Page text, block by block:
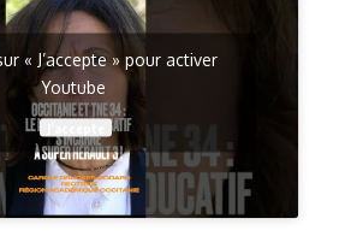
« J’accepte » pour activer
Youtube